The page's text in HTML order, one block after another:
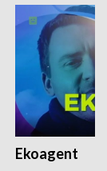
Ekoagent